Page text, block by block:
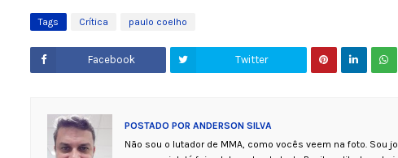
Tags Crítica paulo coelho
Facebook Twitter
POSTADO POR ANDERSON SILVA
Não sou o lutador de MMA, como vocês veem na foto.